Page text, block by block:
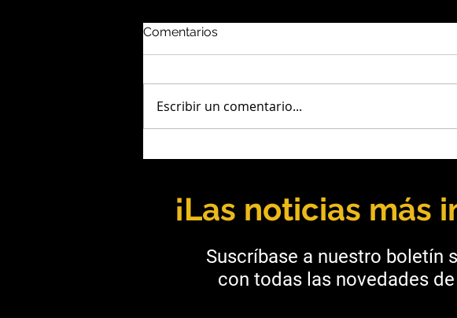
Mendoza: Kobrea y BHP se
Comentarios
Escribir un comentario...
¡Las noticias más
Suscríbase a nuestro boletín
con todas las novedades